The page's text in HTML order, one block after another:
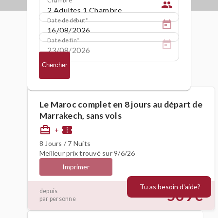
people
Date de début
Date de fin
Chercher
Le Maroc complet en 8 jours au départ de
Marrakech, sans vols
card_travel + confirmation_number
8 Jours / 7 Nuits
Meilleur prix trouvé sur 9/6/26
Imprimer
depuis
par personne
569€
Tu as besoin d'aide?